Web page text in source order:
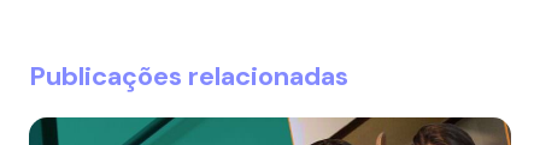
Publicações relacionadas